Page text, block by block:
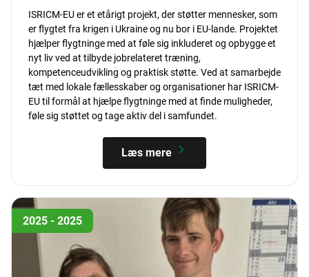
ISRICM-EU er et etårigt projekt, der støtter mennesker, som
er flygtet fra krigen i Ukraine og nu bor i EU-lande. Projektet
hjælper flygtninge med at føle sig inkluderet og opbygge et
nyt liv ved at tilbyde jobrelateret træning,
kompetenceudvikling og praktisk støtte. Ved at samarbejde
tæt med lokale fællesskaber og organisationer har ISRICM-
EU til formål at hjælpe flygtninge med at finde muligheder,
føle sig støttet og tage aktiv del i samfundet.
Læs mere
2025 - 2025